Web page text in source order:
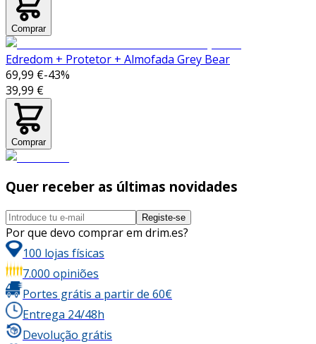
Comprar
Edredom + Protetor + Almofada Grey Bear
69,99 €-43%
39,99 €
Comprar
Quer receber as últimas novidades
Registe-se
Por que devo comprar em drim.es?
100 lojas físicas
7.000 opiniões
Portes grátis a partir de 60€
Entrega 24/48h
Devolução grátis